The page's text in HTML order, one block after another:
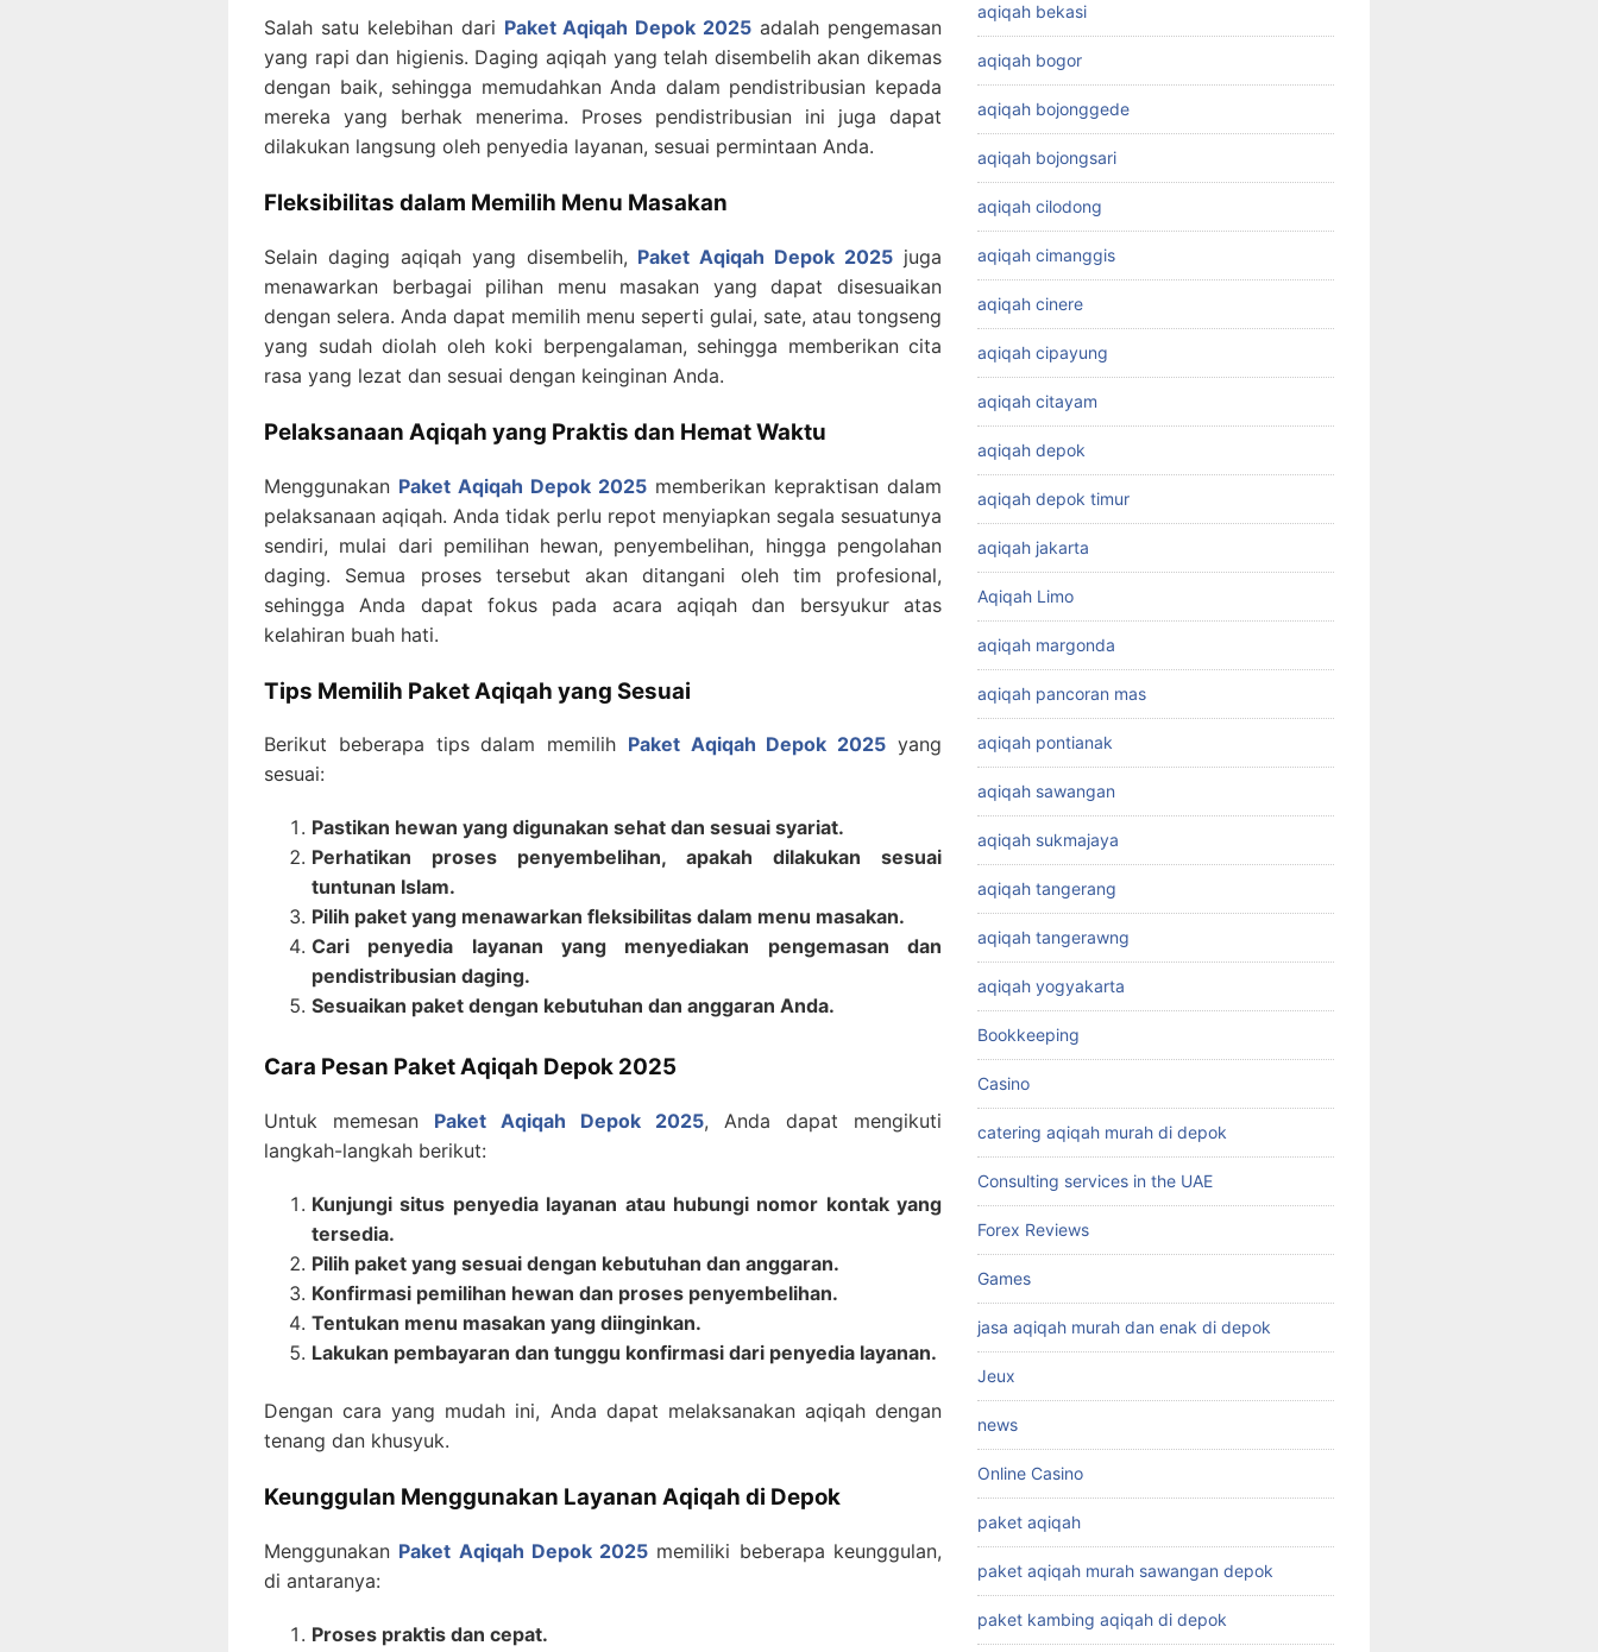
Salah satu kelebihan dari Paket Aqiqah Depok 2025 adalah pengemasan
yang rapi dan higienis. Daging aqiqah yang telah disembelih akan dikemas
dengan baik, sehingga memudahkan Anda dalam pendistribusian kepada
mereka yang berhak menerima. Proses pendistribusian ini juga dapat
dilakukan langsung oleh penyedia layanan, sesuai permintaan Anda.
Fleksibilitas dalam Memilih Menu Masakan
Selain daging aqiqah yang disembelih, Paket Aqiqah Depok 2025 juga
menawarkan berbagai pilihan menu masakan yang dapat disesuaikan
dengan selera. Anda dapat memilih menu seperti gulai, sate, atau tongseng
yang sudah diolah oleh koki berpengalaman, sehingga memberikan cita
rasa yang lezat dan sesuai dengan keinginan Anda.
Pelaksanaan Aqiqah yang Praktis dan Hemat Waktu
Menggunakan Paket Aqiqah Depok 2025 memberikan kepraktisan dalam
pelaksanaan aqiqah. Anda tidak perlu repot menyiapkan segala sesuatunya
sendiri, mulai dari pemilihan hewan, penyembelihan, hingga pengolahan
daging. Semua proses tersebut akan ditangani oleh tim profesional,
sehingga Anda dapat fokus pada acara aqiqah dan bersyukur atas
kelahiran buah hati.
Tips Memilih Paket Aqiqah yang Sesuai
Berikut beberapa tips dalam memilih Paket Aqiqah Depok 2025 yang
sesuai:
Pastikan hewan yang digunakan sehat dan sesuai syariat.
Perhatikan proses penyembelihan, apakah dilakukan sesuai
tuntunan Islam.
Pilih paket yang menawarkan fleksibilitas dalam menu masakan.
Cari penyedia layanan yang menyediakan pengemasan dan
pendistribusian daging.
Sesuaikan paket dengan kebutuhan dan anggaran Anda.
Cara Pesan Paket Aqiqah Depok 2025
Untuk memesan Paket Aqiqah Depok 2025, Anda dapat mengikuti
langkah-langkah berikut:
Kunjungi situs penyedia layanan atau hubungi nomor kontak yang
tersedia.
Pilih paket yang sesuai dengan kebutuhan dan anggaran.
Konfirmasi pemilihan hewan dan proses penyembelihan.
Tentukan menu masakan yang diinginkan.
Lakukan pembayaran dan tunggu konfirmasi dari penyedia layanan.
Dengan cara yang mudah ini, Anda dapat melaksanakan aqiqah dengan
tenang dan khusyuk.
Keunggulan Menggunakan Layanan Aqiqah di Depok
Menggunakan Paket Aqiqah Depok 2025 memiliki beberapa keunggulan,
di antaranya:
Proses praktis dan cepat.
aqiqah bekasi
aqiqah bogor
aqiqah bojonggede
aqiqah bojongsari
aqiqah cilodong
aqiqah cimanggis
aqiqah cinere
aqiqah cipayung
aqiqah citayam
aqiqah depok
aqiqah depok timur
aqiqah jakarta
Aqiqah Limo
aqiqah margonda
aqiqah pancoran mas
aqiqah pontianak
aqiqah sawangan
aqiqah sukmajaya
aqiqah tangerang
aqiqah tangerawng
aqiqah yogyakarta
Bookkeeping
Casino
catering aqiqah murah di depok
Consulting services in the UAE
Forex Reviews
Games
jasa aqiqah murah dan enak di depok
Jeux
news
Online Casino
paket aqiqah
paket aqiqah murah sawangan depok
paket kambing aqiqah di depok